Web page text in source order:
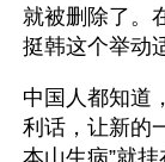
就被删除了。
挺韩这个举动
中国人都知道
利话，让新的
本山生病”就